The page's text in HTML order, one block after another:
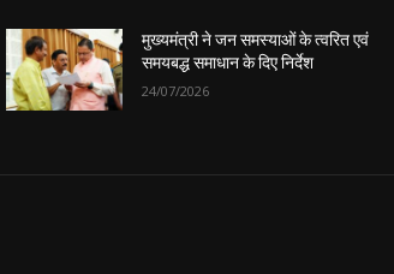
मुख्यमंत्री ने जन समस्याओं के त्वरित एवं
समयबद्ध समाधान के दिए निर्देश
24/07/2026